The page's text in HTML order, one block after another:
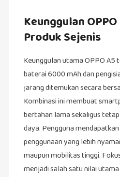
Keunggulan
Produk Sejenis
Keunggulan utama OPPO A5
baterai 6000 mAh dan
jarang ditemukan secara
Kombinasi ini membuat
bertahan lama sekaligus
daya. Pengguna
penggunaan yang lebih
maupun mobilitas tinggi.
menjadi salah satu nilai